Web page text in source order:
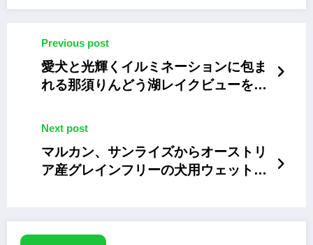
Previous post
愛犬と光輝くイルミネーションに包ま
れる那須りんどう湖レイクビューを楽
Next post
マルカン、サンライズからオーストリ
ア産グレインフリーの犬用ウェットフ